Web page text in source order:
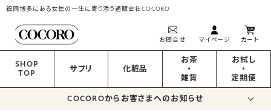
福岡博多にある女性の一生に寄り添う通販会社COCORO
お問合せ マイページ カート
SHOP
TOP
サプリ 化粧品
お茶
・
雑貨
お試し
・
定期便
COCOROからお客さまへのお知らせ